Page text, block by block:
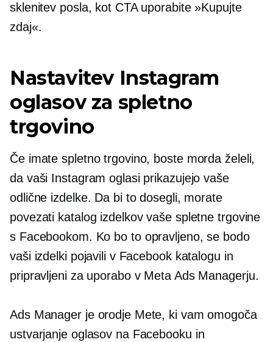
sklenitev posla, kot CTA uporabite »Kupujte
zdaj«.
Nastavitev Instagram
oglasov za spletno
trgovino
Če imate spletno trgovino, boste morda želeli,
da vaši Instagram oglasi prikazujejo vaše
odlične izdelke. Da bi to dosegli, morate
povezati katalog izdelkov vaše spletne trgovine
s Facebookom. Ko bo to opravljeno, se bodo
vaši izdelki pojavili v Facebook katalogu in
pripravljeni za uporabo v Meta Ads Managerju.
Ads Manager je orodje Mete, ki vam omogoča
ustvarjanje oglasov na Facebooku in